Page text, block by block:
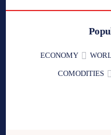
ECONOMY
COMODITIES